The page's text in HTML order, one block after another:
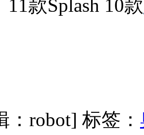
款Splash 10款
：robot] 标签：